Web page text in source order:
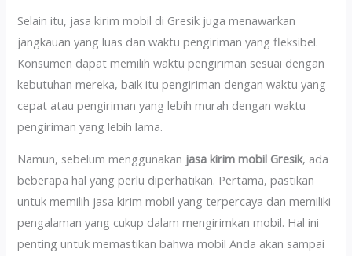
Selain itu, jasa kirim mobil di Gresik juga menawarkan
jangkauan yang luas dan waktu pengiriman yang fleksibel.
Konsumen dapat memilih waktu pengiriman sesuai dengan
kebutuhan mereka, baik itu pengiriman dengan waktu yang
cepat atau pengiriman yang lebih murah dengan waktu
pengiriman yang lebih lama.
Namun, sebelum menggunakan jasa kirim mobil Gresik, ada
beberapa hal yang perlu diperhatikan. Pertama, pastikan
untuk memilih jasa kirim mobil yang terpercaya dan memiliki
pengalaman yang cukup dalam mengirimkan mobil. Hal ini
penting untuk memastikan bahwa mobil Anda akan sampai